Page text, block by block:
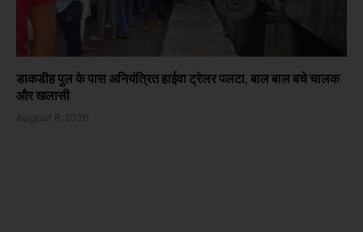
डाकडीह पुल के पास अनियंत्रित हाईवा ट्रेलर पलटा, बाल बाल बचे चालक
और खलासी
August 8, 2026